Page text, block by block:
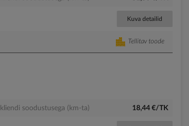
Kuva detailid
Tellitav toode
soodustusega (km-ta) 18,44 €/TK